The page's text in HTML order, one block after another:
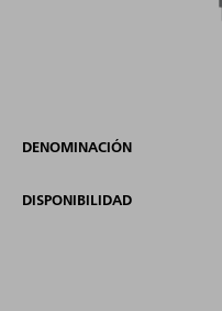
DENOMINACIÓN
DISPONIBILIDAD